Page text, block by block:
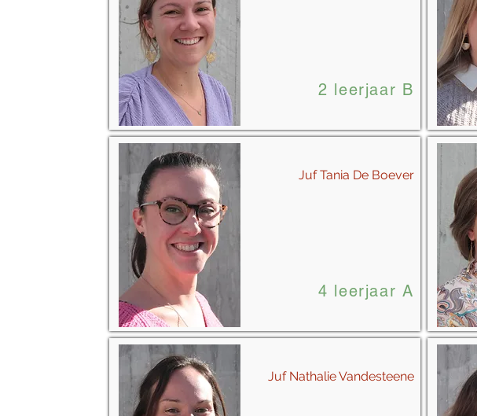
2 leerjaar B
Juf Tania De Boever
4 leerjaar A
Juf Nathalie Vandesteene